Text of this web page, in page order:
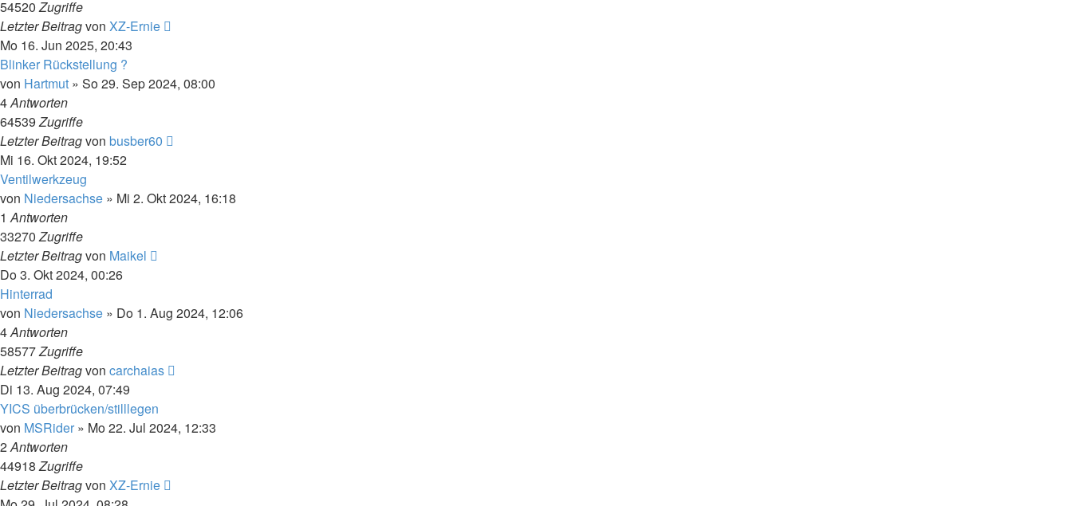
54520Zugriffe
Letzter Beitragvon XZ-Ernie
Mo 16. Jun 2025, 20:43
Blinker Rückstellung ?
von Hartmut » So 29. Sep 2024, 08:00
4Antworten
64539Zugriffe
Letzter Beitragvon busber60
Mi 16. Okt 2024, 19:52
Ventilwerkzeug
von Niedersachse » Mi 2. Okt 2024, 16:18
1Antworten
33270Zugriffe
Letzter Beitragvon Maikel
Do 3. Okt 2024, 00:26
Hinterrad
von Niedersachse » Do 1. Aug 2024, 12:06
4Antworten
58577Zugriffe
Letzter Beitragvon carchaias
Di 13. Aug 2024, 07:49
YICS überbrücken/stilllegen
von MSRider » Mo 22. Jul 2024, 12:33
2Antworten
44918Zugriffe
Letzter Beitragvon XZ-Ernie